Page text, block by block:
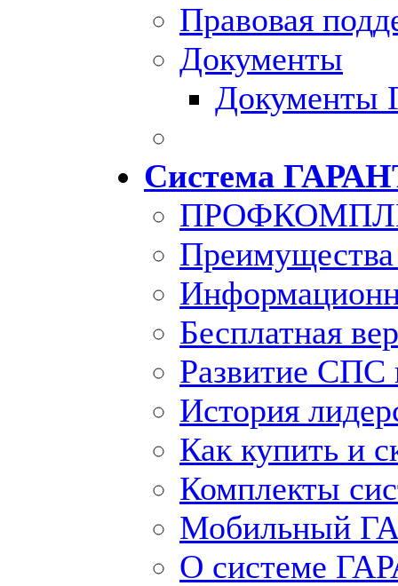
Правовая
Документы
Документы
Система
Бесплатная
Развитие СПС
История
Как купить и
Комплекты
Мобильный
О системе